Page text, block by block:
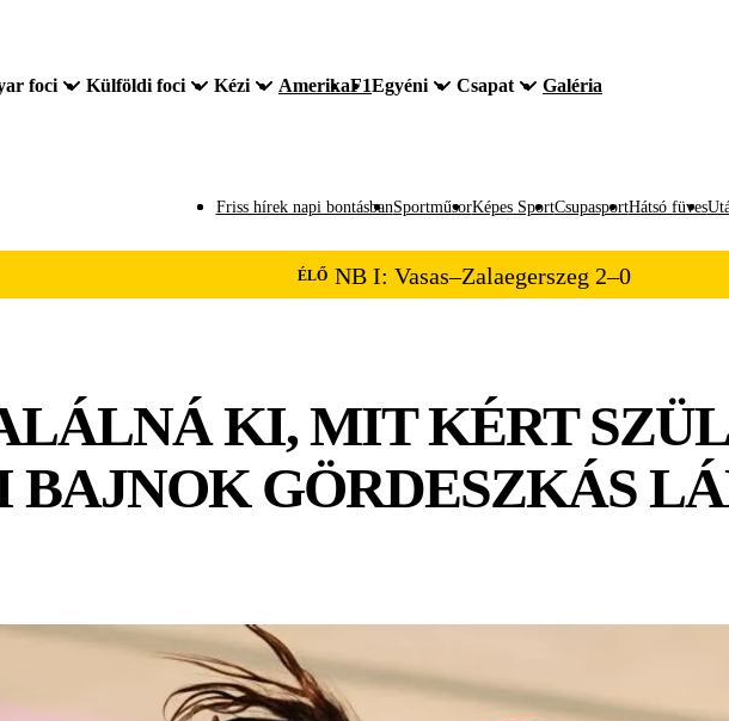
foci Külföldi foci Kézi AmerikaF1Egyéni Csapat Galéria
Friss hírek napi bontásbanSportműsorKépes SportCsupasportHátsó füves
ÉLŐ NB I: Vasas–Zalaegerszeg 2–0
KI, MIT KÉRT
GÖRDESZKÁS